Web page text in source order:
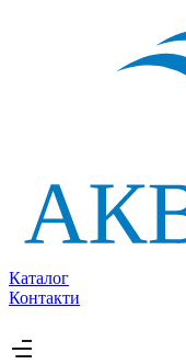
Каталог
Контакти